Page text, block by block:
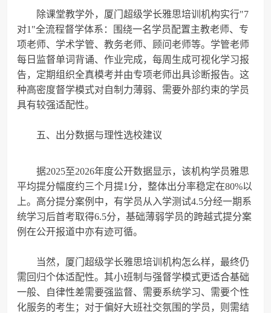
除课堂教学外，厦门超级学长雅思培训机构实行"7
对1"全流程督学体系：围绕一名学员配置主教老师、专
项老师、学术学管、教务老师、顾问老师等。学管老师
每日监督单词背诵、作业完成，每周生成可视化学习报
告，定期组织全真模考并由专项老师出具诊断报告。这
种高密度督学模式对自制力薄弱、需要外部约束的学员
具有较强适配性。
五、出分数据与理性选校建议
据2025至2026年度公开数据显示，该机构学员雅思
平均提分幅度约三个月提1分，整体出分率稳定在80%以
上。高分提分案例中，有学员从入学测试4.5分经一期系
统学习后首考取得6.5分，基础薄弱学员的跨越式提分案
例在公开报道中亦有迹可循。
当然，厦门超级学长雅思培训机构怎么样，最终仍
需回归个体适配性。其小班制与强督学模式更适合基础
一般、自律性差需要强监督、需要系统学习、需要个性
化服务的考生；对于偏好大班社交氛围的学员，则需结